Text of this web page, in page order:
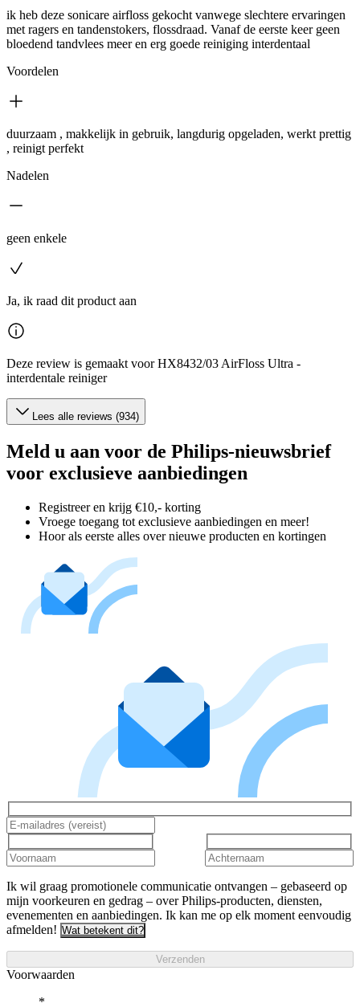
ik heb deze sonicare airfloss gekocht vanwege slechtere ervaringen
met ragers en tandenstokers, flossdraad. Vanaf de eerste keer geen
bloedend tandvlees meer en erg goede reiniging interdentaal
Voordelen
duurzaam , makkelijk in gebruik, langdurig opgeladen, werkt prettig
, reinigt perfekt
Nadelen
geen enkele
Ja, ik raad dit product aan
Deze review is gemaakt voor HX8432/03 AirFloss Ultra -
interdentale reiniger
Lees alle reviews (934)
Meld u aan voor de Philips-nieuwsbrief
voor exclusieve aanbiedingen
Registreer en krijg €10,- korting
Vroege toegang tot exclusieve aanbiedingen en meer!
Hoor als eerste alles over nieuwe producten en kortingen
Ik wil graag promotionele communicatie ontvangen – gebaseerd op
mijn voorkeuren en gedrag – over Philips-producten, diensten,
evenementen en aanbiedingen. Ik kan me op elk moment eenvoudig
afmelden! Wat betekent dit?
Verzenden
Voorwaarden